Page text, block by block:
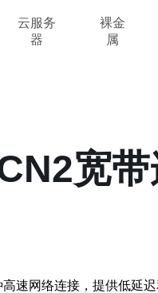
云服务
器
裸金
属
宽
速网络连接，提供低延